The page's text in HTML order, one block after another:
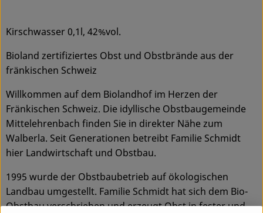
Kirschwasser 0,1l, 42%vol.
Bioland zertifiziertes Obst und Obstbrände aus der
fränkischen Schweiz
Willkommen auf dem Biolandhof im Herzen der
Fränkischen Schweiz. Die idyllische Obstbaugemeinde
Mittelehrenbach finden Sie in direkter Nähe zum
Walberla. Seit Generationen betreibt Familie Schmidt
hier Landwirtschaft und Obstbau.
1995 wurde der Obstbaubetrieb auf ökologischen
Landbau umgestellt. Familie Schmidt hat sich dem Bio-
Obstbau verschrieben und erzeugt Obst in fester und